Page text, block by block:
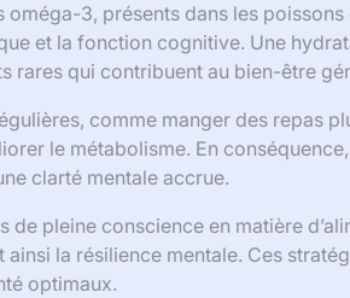
oméga-3, présents dans les
et la fonction cognitive. Une
rares qui contribuent au bien-être
comme manger des repas
le métabolisme. En
clarté mentale accrue.
de pleine conscience en matière
la résilience mentale. Ces
optimaux.